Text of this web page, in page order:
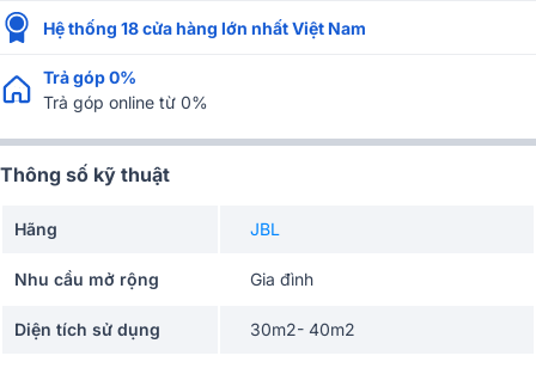
Hệ thống 18 cửa hàng lớn nhất Việt Nam
Trả góp 0%
Trả góp online từ 0%
Thông số kỹ thuật
Hãng JBL
Nhu cầu mở rộng Gia đình
Diện tích sử dụng 30m2- 40m2